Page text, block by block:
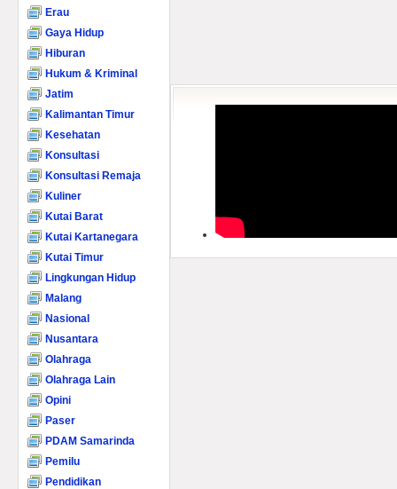
Erau
Gaya Hidup
Hiburan
Hukum & Kriminal
Jatim
Kalimantan Timur
Kesehatan
Konsultasi
Konsultasi Remaja
Kuliner
Kutai Barat
Kutai Kartanegara
Kutai Timur
Lingkungan Hidup
Malang
Nasional
Nusantara
Olahraga
Olahraga Lain
Opini
Paser
PDAM Samarinda
Pemilu
Pendidikan